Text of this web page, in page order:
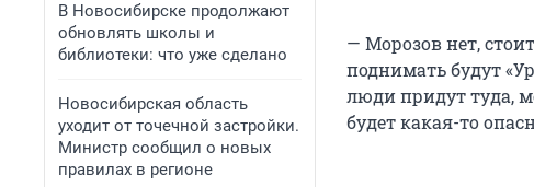
В Новосибирске продолжают
обновлять школы и
библиотеки: что уже сделано
Новосибирская область
уходит от точечной застройки.
Министр сообщил о новых
правилах в регионе
— Морозов нет,
поднимать будут
люди придут туда,
будет какая-то